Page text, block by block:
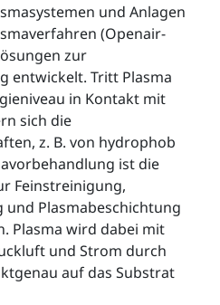
und Anlagen
(Openair-
zur
entwickelt. Tritt Plasma
in Kontakt mit
sich die
z. B. von hydrophob
ist die
Feinstreinigung,
Plasmabeschichtung
Plasma wird dabei mit
und Strom durch
auf das Substrat